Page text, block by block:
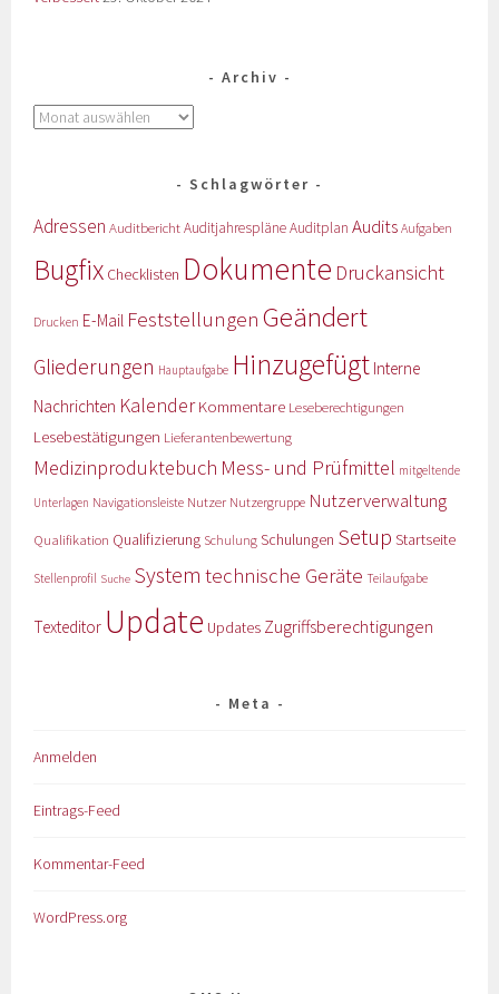
Archiv
Schlagwörter
Adressen AuditberichtAuditjahrespläneAuditplan Audits Aufgaben
Bugfix Checklisten Dokumente Druckansicht
Drucken E-Mail Feststellungen Geändert
Gliederungen Hauptaufgabe Hinzugefügt Interne
Nachrichten KalenderKommentare Leseberechtigungen
Lesebestätigungen Lieferantenbewertung
Medizinproduktebuch Mess- und Prüfmittel mitgeltende
Unterlagen Navigationsleiste Nutzer Nutzergruppe Nutzerverwaltung
Qualifikation Qualifizierung Schulung Schulungen Setup Startseite
Stellenprofil Suche System technische Geräte Teilaufgabe
Texteditor Update Updates Zugriffsberechtigungen
Meta
Anmelden
Eintrags-Feed
Kommentar-Feed
WordPress.org